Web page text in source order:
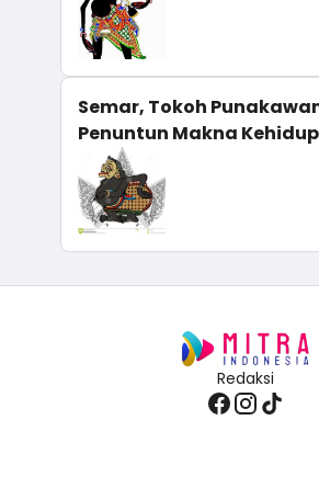
Semar, Tokoh
Penuntun Makna
Redaksi